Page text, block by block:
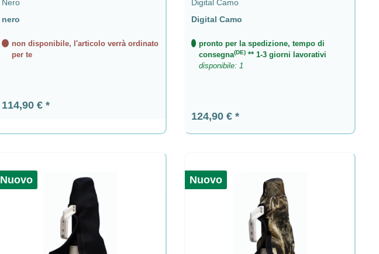
Nero
nero
non disponibile, l'articolo verrà ordinato
per te
Prezzo normale:
114,90 €
Digital Camo
Digital Camo
pronto per la spedizione, tempo di
consegna(DE)** 1-3 giorni lavorativi
disponibile: 1
Prezzo normale:
124,90 €
Nuovo Nuovo